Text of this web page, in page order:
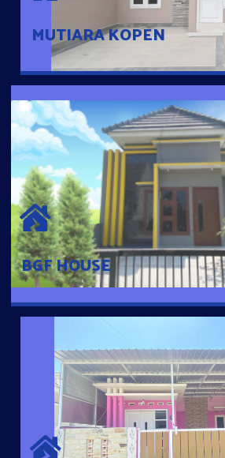
MUTIARA KOPEN
BGF HOUSE
BGF HOUSE
Hunian Mewah Pusat Kota dengan fasilitas Free
Parkir Mobil dengan 3 Kamar Tidur dan 2 Kamar
GRIYA ASRI BOGORAN
Desain Modern Minimalis dengan Konsep
Sehingga Memudahkan Penghuni mengakses
dengan Ponsel